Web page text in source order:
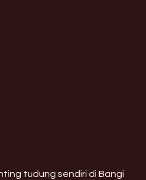
tudung sendiri di Bangi